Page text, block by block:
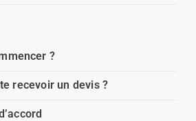
?
recevoir un devis ?